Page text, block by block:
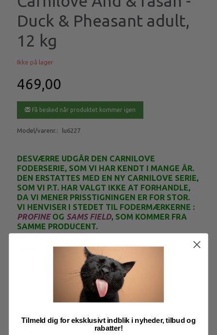
Duck & Pheasant adult,
12 kg
Ikke på lager
469,00
Få besked når produktet kommer igen
Model/varenr.: lu6227
DESVÆRRE UDGÅR DEN CARNILOVE
FODERSERIE, SOM VI HAR KENDT I MANGE ÅR.
DEN ERSTATTES MED EN NY CARNILOVE SERIE,
SOM VI P.T. HAR VALGT IKKE AT FORHANDLE,
DA VI MENER PRISSTIGNINGEN ER FOR STOR.
VI HENVISER I STEDET TIL FODERMÆRKERNE :
PROFINEOG SAMS FIELD, SOM KOMMER FRA
SAMME PRODUCENT.
blanding til voksne hunde af alle racer
Tilmeld dig for eksklusivt indblik i nyheder, tilbud og
rabatter!